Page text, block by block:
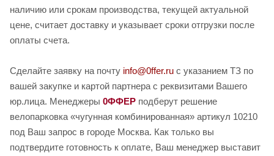
наличию или срокам производства, текущей актуальной
цене, считает доставку и указывает сроки отгрузки после
оплаты счета.
Сделайте заявку на почту info@0ffer.ru с указанием ТЗ по
вашей закупке и картой партнера с реквизитами Вашего
юр.лица. Менеджеры 0ФФЕР подберут решение
велопарковка «чугунная комбинированная» артикул 10210
под Ваш запрос в городе Москва. Как только вы
подтвердите готовность к оплате, Ваш менеджер выставит